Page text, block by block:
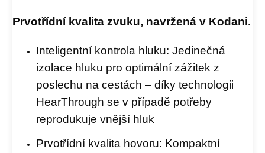
Prvotřídní kvalita zvuku, navržená v Kodani.
Inteligentní kontrola hluku: Jedinečná
izolace hluku pro optimální zážitek z
poslechu na cestách – díky technologii
HearThrough se v případě potřeby
reprodukuje vnější hluk
Prvotřídní kvalita hovoru: Kompaktní